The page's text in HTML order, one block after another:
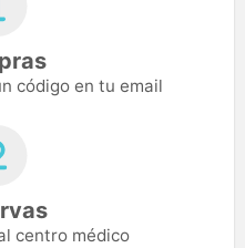
código en tu email
centro médico